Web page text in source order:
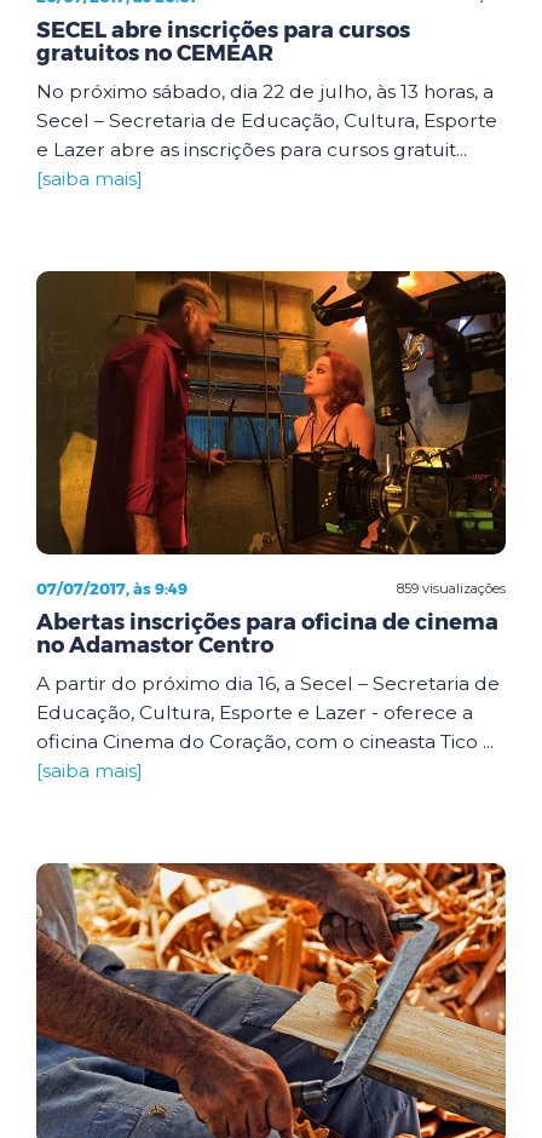
SECEL abre inscrições para cursos
gratuitos no CEMEAR
No próximo sábado, dia 22 de julho, às 13 horas, a
Secel – Secretaria de Educação, Cultura, Esporte
e Lazer abre as inscrições para cursos gratuit...
[saiba mais]
859 visualizações
07/07/2017, às 9:49
Abertas inscrições para oficina de cinema
no Adamastor Centro
A partir do próximo dia 16, a Secel – Secretaria de
Educação, Cultura, Esporte e Lazer - oferece a
oficina Cinema do Coração, com o cineasta Tico ...
[saiba mais]